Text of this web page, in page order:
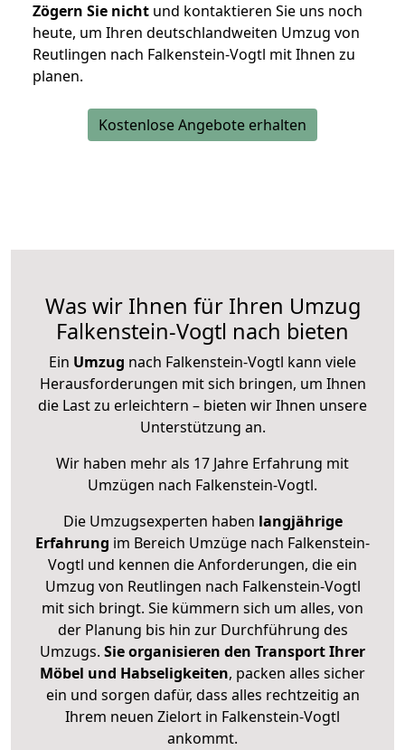
Zögern Sie nicht und kontaktieren Sie uns noch
heute, um Ihren deutschlandweiten Umzug von
Reutlingen nach Falkenstein-Vogtl mit Ihnen zu
planen.
Kostenlose Angebote erhalten
Was wir Ihnen für Ihren Umzug
Falkenstein-Vogtl nach bieten
Ein Umzug nach Falkenstein-Vogtl kann viele
Herausforderungen mit sich bringen, um Ihnen
die Last zu erleichtern – bieten wir Ihnen unsere
Unterstützung an.
Wir haben mehr als 17 Jahre Erfahrung mit
Umzügen nach Falkenstein-Vogtl.
Die Umzugsexperten haben langjährige
Erfahrung im Bereich Umzüge nach Falkenstein-
Vogtl und kennen die Anforderungen, die ein
Umzug von Reutlingen nach Falkenstein-Vogtl
mit sich bringt. Sie kümmern sich um alles, von
der Planung bis hin zur Durchführung des
Umzugs. Sie organisieren den Transport Ihrer
Möbel und Habseligkeiten, packen alles sicher
ein und sorgen dafür, dass alles rechtzeitig an
Ihrem neuen Zielort in Falkenstein-Vogtl
ankommt.